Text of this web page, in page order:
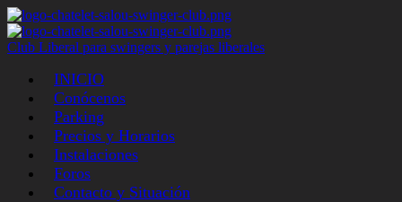
Club Liberal para swingers y parejas liberales
INICIO
Conócenos
Parking
Precios y Horarios
Instalaciones
Foros
Contacto y Situación